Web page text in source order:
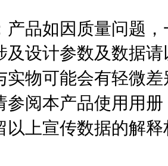
产品如因质量问题
及设计参数及数据
实物可能会有轻微
参阅本产品使用用册
以上宣传数据的解释